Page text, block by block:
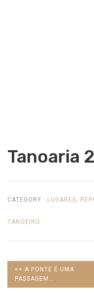
Tanoaria 2
CATEGORY : LUGARES,
TANOEIRO
<< PREVIOUS
POST:
A PONTE É UMA
PASSAGEM…